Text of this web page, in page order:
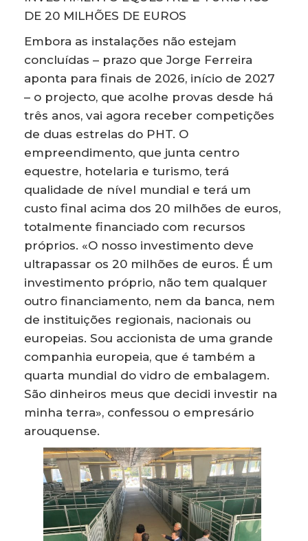
DE 20 MILHÕES DE EUROS
Embora as instalações não estejam
concluídas – prazo que Jorge Ferreira
aponta para finais de 2026, início de 2027
– o projecto, que acolhe provas desde há
três anos, vai agora receber competições
de duas estrelas do PHT. O
empreendimento, que junta centro
equestre, hotelaria e turismo, terá
qualidade de nível mundial e terá um
custo final acima dos 20 milhões de euros,
totalmente financiado com recursos
próprios. «O nosso investimento deve
ultrapassar os 20 milhões de euros. É um
investimento próprio, não tem qualquer
outro financiamento, nem da banca, nem
de instituições regionais, nacionais ou
europeias. Sou accionista de uma grande
companhia europeia, que é também a
quarta mundial do vidro de embalagem.
São dinheiros meus que decidi investir na
minha terra», confessou o empresário
arouquense.